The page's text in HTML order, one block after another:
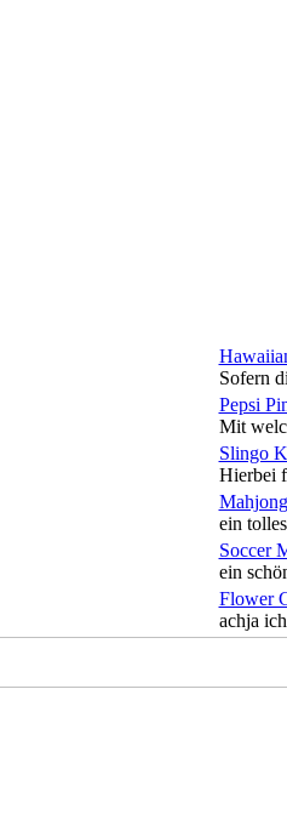
Sofern
Pepsi
Mit
Slingo
Hierbei
ein
Soccer
ein
Flower
achja